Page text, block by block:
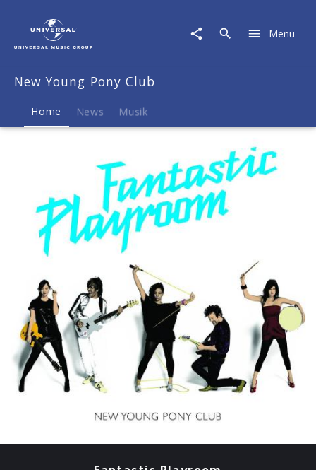
Club
Musik
Menu
New Young Pony Club
Home News Musik